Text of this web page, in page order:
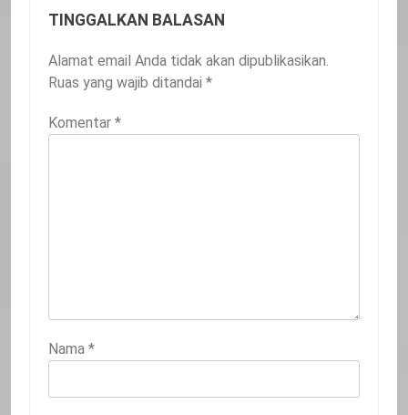
Alamat email Anda tidak akan dipublikasikan.
Komentar*
Nama*